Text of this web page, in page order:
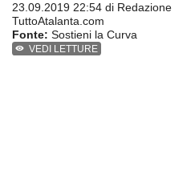
23.09.2019 22:54 di Redazione
TuttoAtalanta.com
Fonte: Sostieni la Curva
VEDI LETTURE